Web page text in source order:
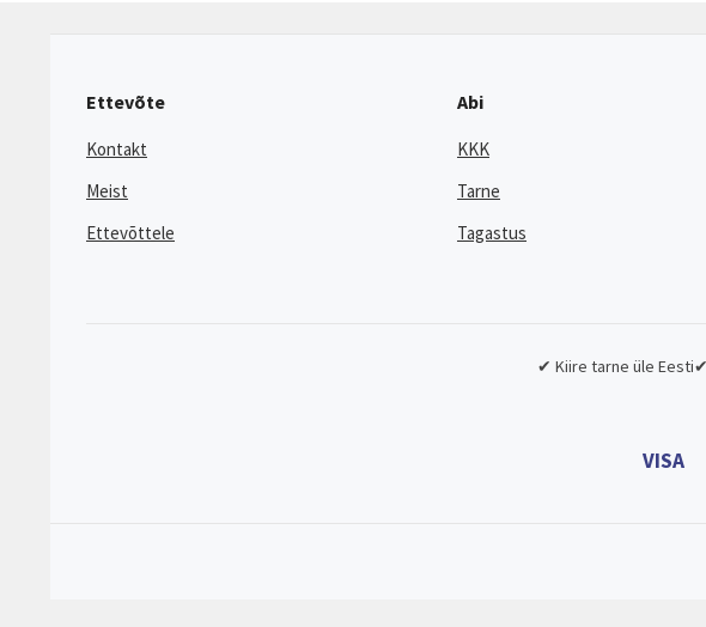
Ettevõte
Kontakt
Meist
Ettevõttele
Abi
KKK
Tarne
Tagastus
✔ Kiire tarne üle Eesti
VISA